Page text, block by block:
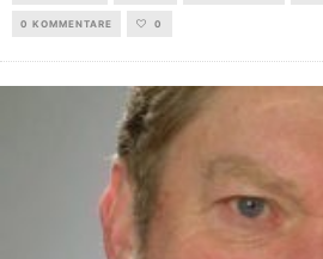
0 KOMMENTARE 0